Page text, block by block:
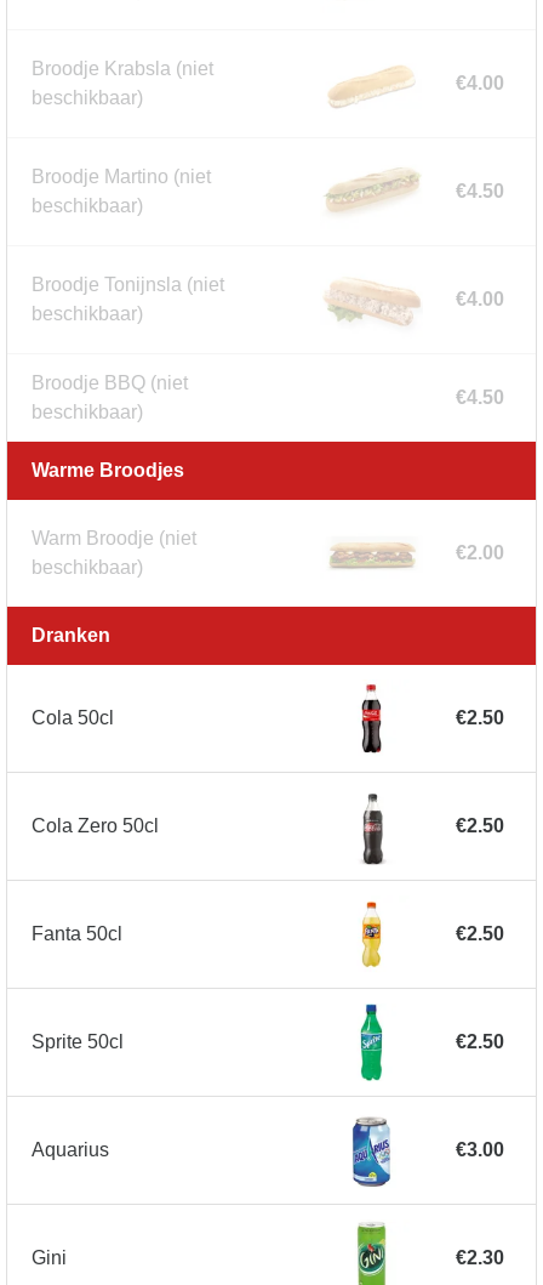
Broodje Krabsla (niet
beschikbaar)
€4.00
Broodje Martino (niet
beschikbaar)
€4.50
Broodje Tonijnsla (niet
beschikbaar)
€4.00
Broodje BBQ (niet
beschikbaar)
€4.50
Warme Broodjes
Warm Broodje (niet
beschikbaar)
€2.00
Dranken
Cola 50cl €2.50
Cola Zero 50cl €2.50
Fanta 50cl €2.50
Sprite 50cl €2.50
Aquarius €3.00
Gini €2.30